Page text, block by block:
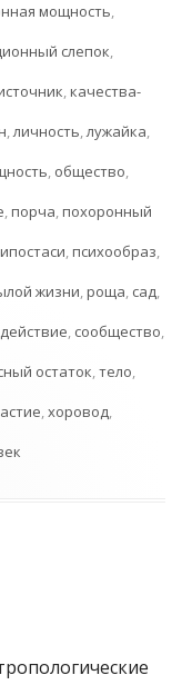
мощность,
слепок,
,качества-
,личность,лужайка,
, общество,
,порча,похоронный
,психообраз,
жизни,роща, сад,
, сообщество,
остаток,тело,
,хоровод,